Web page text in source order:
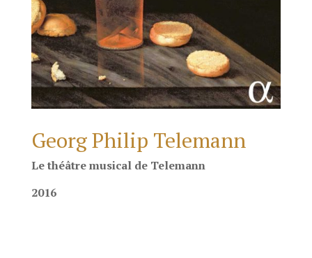
Georg Philip Telemann
Le théâtre musical de Telemann
2016